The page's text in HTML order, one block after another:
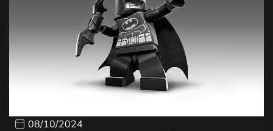
08/10/2024